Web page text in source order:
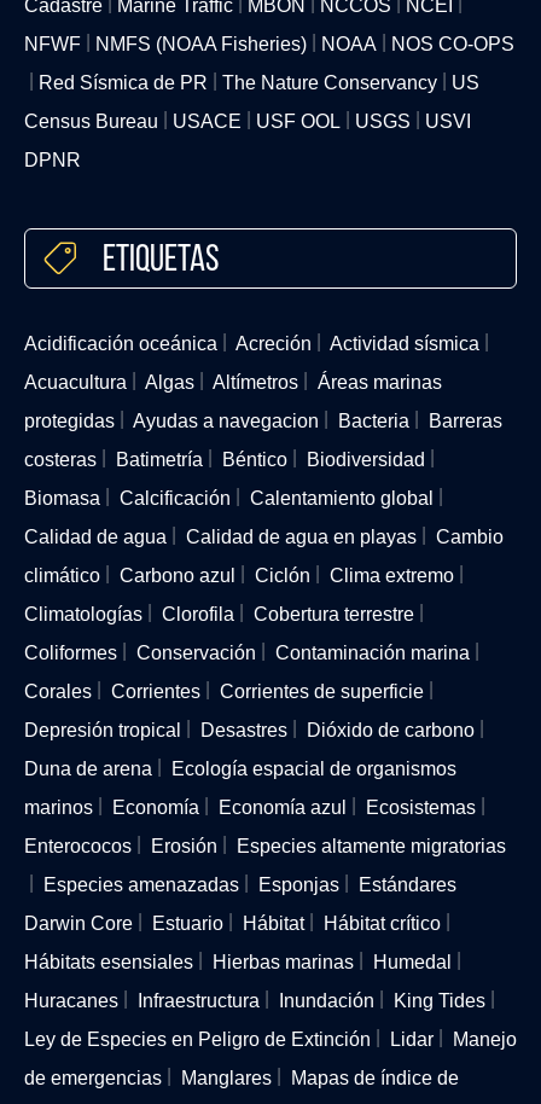
Cadastre Marine Traffic MBON NCCOS
NCEI
NFWF
NMFS (NOAA Fisheries) NOAA
NOS CO-OPS
Red Sísmica de PR
The Nature Conservancy
US
Census Bureau
USACE USF OOL USGS
USVI
DPNR
Etiquetas
Acidificación oceánica Acreción
Actividad sísmica
Acuacultura
Algas Altímetros
Áreas marinas
protegidas
Ayudas a navegacion Bacteria
Barreras
costeras
Batimetría Béntico
Biodiversidad
Biomasa
Calcificación
Calentamiento global
Calidad de agua
Calidad de agua en playas
Cambio
climático
Carbono azul Ciclón
Clima extremo
Climatologías
Clorofila
Cobertura terrestre
Coliformes
Conservación
Contaminación marina
Corales
Corrientes
Corrientes de superficie
Depresión tropical
Desastres
Dióxido de carbono
Duna de arena
Ecología espacial de organismos
marinos
Economía Economía azul
Ecosistemas
Enterococos
Erosión
Especies altamente migratorias
Especies amenazadas
Esponjas
Estándares
Darwin Core
Estuario Hábitat
Hábitat crítico
Hábitats esensiales
Hierbas marinas
Humedal
Huracanes
Infraestructura Inundación
King Tides
Ley de Especies en Peligro de Extinción
Lidar
Manejo
de emergencias
Manglares
Mapas de índice de